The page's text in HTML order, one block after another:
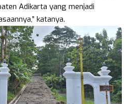
Adikarta yang menjadi
katanya.